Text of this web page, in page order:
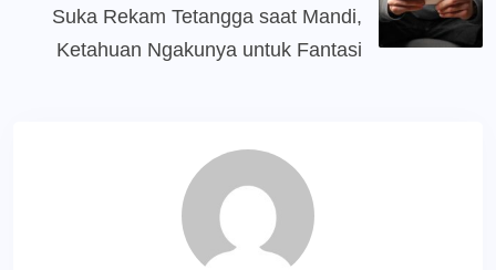
Suka Rekam Tetangga saat Mandi,
Ketahuan Ngakunya untuk Fantasi